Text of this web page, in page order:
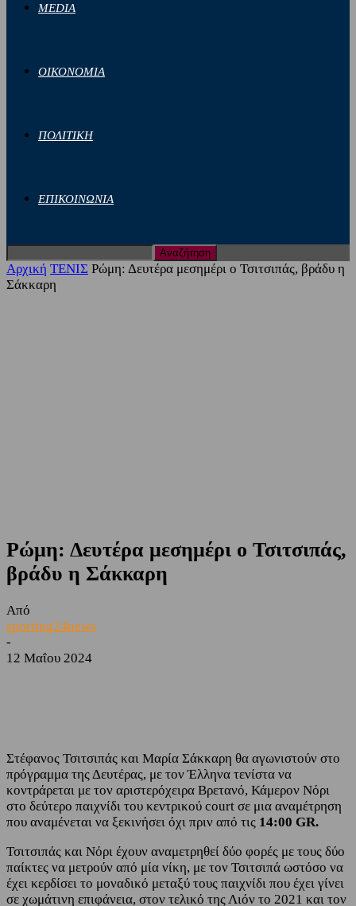
MEDIA
ΟΙΚΟΝΟΜΙΑ
ΠΟΛΙΤΙΚΗ
ΕΠΙΚΟΙΝΩΝΙΑ
Αρχική ΤΕΝΙΣ Ρώμη: Δευτέρα μεσημέρι ο Τσιτσιπάς, βράδυ η
Σάκκαρη
Ρώμη: Δευτέρα μεσημέρι ο Τσιτσιπάς,
βράδυ η Σάκκαρη
Από
sporting24news
-
12 Μαΐου 2024
Στέφανος Τσιτσιπάς και Μαρία Σάκκαρη θα αγωνιστούν στο
πρόγραμμα της Δευτέρας, με τον Έλληνα τενίστα να
κοντράρεται με τον αριστερόχειρα Βρετανό, Κάμερον Νόρι
στο δεύτερο παιχνίδι του κεντρικού court σε μια αναμέτρηση
που αναμένεται να ξεκινήσει όχι πριν από τις 14:00 GR.
Τσιτσιπάς και Νόρι έχουν αναμετρηθεί δύο φορές με τους δύο
παίκτες να μετρούν από μία νίκη, με τον Τσιτσιπά ωστόσο να
έχει κερδίσει το μοναδικό μεταξύ τους παιχνίδι που έχει γίνει
σε χωμάτινη επιφάνεια, στον τελικό της Λιόν το 2021 και τον